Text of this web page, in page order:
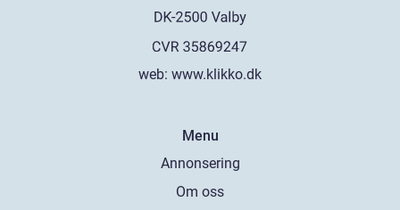
web: www.klikko.dk
Menu
Annonsering
Om oss